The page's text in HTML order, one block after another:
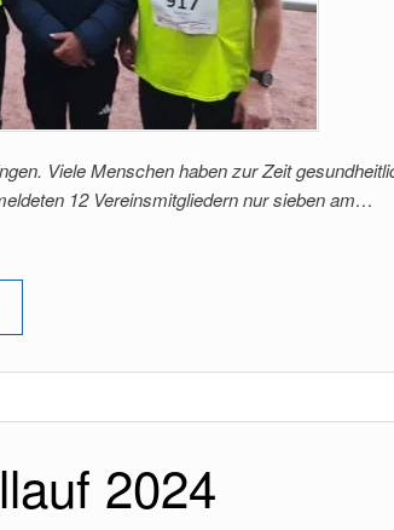
Viele Menschen haben zur Zeit
12 Vereinsmitgliedern nur sieben am…
2024